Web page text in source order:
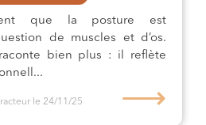
que la posture est
de muscles et d’os.
bien plus : il reflète
le 24/11/25 ⟶